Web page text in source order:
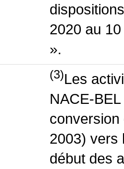
2020 au
».
(3)Les
NACE-
2003) vers
début des